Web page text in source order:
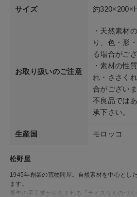
サイズ 約
お取り扱いのご注意
・天然素材
り、色・形
る場合がご
・素材の性
れ・ささく
合がございま
不良品では
承下さい。
生産国 モロッコ
松野屋
1945年創業の荒物問屋。自然素材を中心とし
ます。
長年の手工業から生まれる「ナイスなものづく